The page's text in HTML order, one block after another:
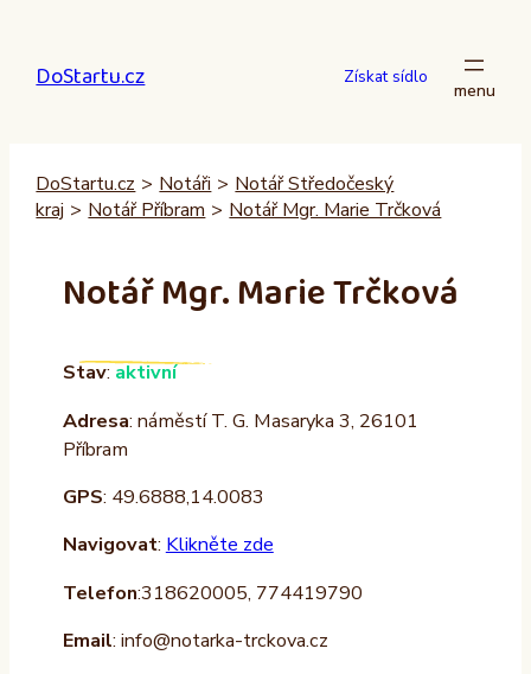
obsah
DoStartu.cz Získat sídlo
DoStartu.cz > Notáři > Notář Středočeský
kraj > Notář Příbram > Notář Mgr. Marie Trčková
Notář Mgr. Marie Trčková
Stav: aktivní
Adresa: náměstí T. G. Masaryka 3, 26101
Příbram
GPS: 49.6888,14.0083
Navigovat: Klikněte zde
Telefon:318620005, 774419790
Email: info@notarka-trckova.cz